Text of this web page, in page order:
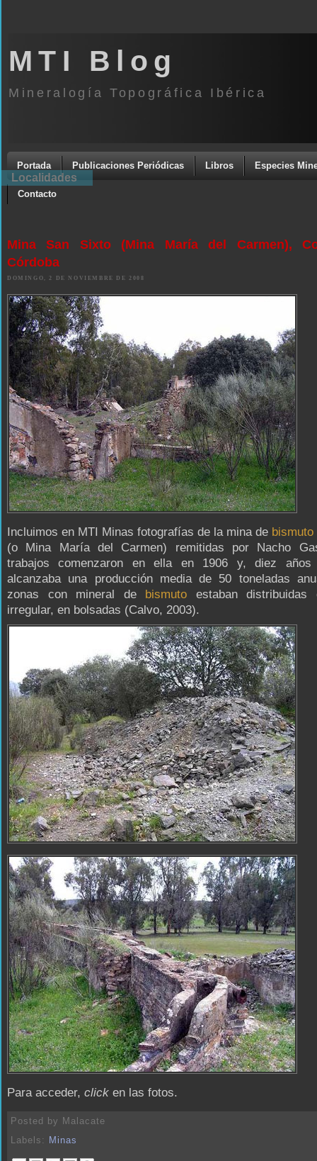
MTI Blog
Mineralogía Topográfica Ibérica
Portada Publicaciones Periódicas Libros Especies
Contacto
Mina San Sixto (Mina María del Carmen),
Córdoba
DOMINGO, 2 DE NOVIEMBRE DE 2008
Incluimos en MTI Minas fotografías de la mina de bismuto
(o Mina María del Carmen) remitidas por Nacho
trabajos comenzaron en ella en 1906 y, diez años
alcanzaba una producción media de 50 toneladas
zonas con mineral de bismuto estaban distribuidas
irregular, en bolsadas (Calvo, 2003).
Para acceder, click en las fotos.
Posted by Malacate
Labels:
Minas
Localidades